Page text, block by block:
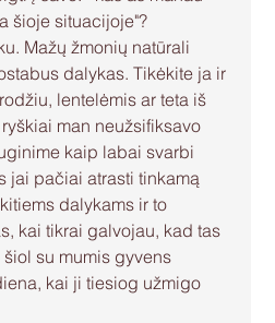
šioje situacijoje"?
Mažų žmonių natūrali
dalykas. Tikėkite ja ir
lentelėmis ar teta iš
man neužsifiksavo
kaip labai svarbi
jai pačiai atrasti tinkamą
dalykams ir to
kai tikrai galvojau, kad tas
su mumis gyvens
kai ji tiesiog užmigo